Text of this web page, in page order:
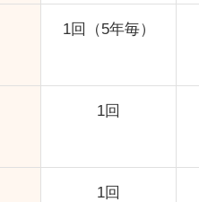
1回（5年毎）
1回
1回